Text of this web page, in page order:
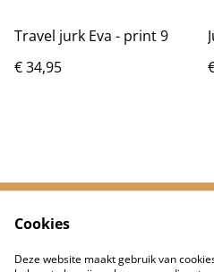
Travel jurk Eva - print 9
€ 34,95
Neem contact met
ons op
Privacybeleid
Cookies
Deze website maakt gebruik van